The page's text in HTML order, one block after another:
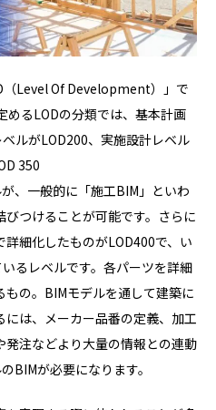
（Level Of Development）」で
るLODの分類では、基本計画
ルがLOD200、実施設計レベル
350
、一般的に「施工BIM」といわ
つけることが可能です。さらに
細化したものがLOD400で、い
るレベルです。各パーツを詳細
の。BIMモデルを通して建築に
は、メーカー品番の定義、加工
注などより大量の情報との連動
BIMが必要になります。